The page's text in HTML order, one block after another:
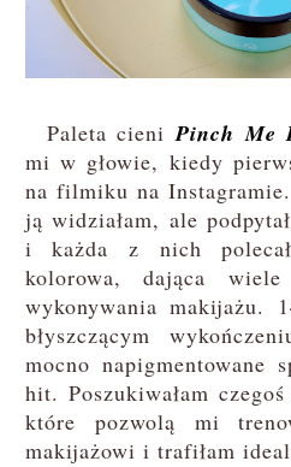
Paleta cieniPinch Me
mi w głowie, kiedy
na filmiku na
ją widziałam, ale
i każda z nich
kolorowa, dająca
wykonywania makijażu.
błyszczącym
mocno napigmentowane
hit. Poszukiwałam
które pozwolą mi
makijażowi i trafiłam